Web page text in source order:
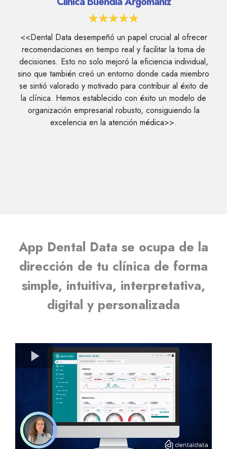
<<Dental Data desempeñó un papel crucial al ofrecer
recomendaciones en tiempo real y facilitar la toma de
decisiones. Esto no solo mejoró la eficiencia individual,
sino que también creó un entorno donde cada miembro
se sintió valorado y motivado para contribuir al éxito de
la clínica. Hemos establecido con éxito un modelo de
organización empresarial robusto, consiguiendo la
excelencia en la atención médica>>.
App Dental Data se ocupa de la
dirección de tu clínica de forma
simple, intuitiva, interpretativa,
digital y personalizada